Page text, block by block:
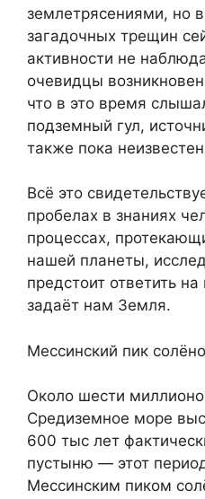
землетрясениями, но
загадочных трещин
активности не
очевидцы
что в это время
подземный гул,
также пока
Всё это
пробелах в знаниях
процессах,
нашей планеты,
предстоит ответить
задаёт нам Земля.
Мессинский пик
Около шести
Средиземное море
600 тыс лет
пустыню — этот
Мессинским пиком